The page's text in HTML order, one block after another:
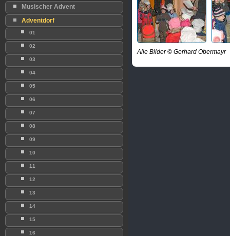
Musischer Advent
Adventdorf
01
02
03
04
05
06
07
08
09
10
11
12
13
14
15
16
Alle Bilder © Gerhard Obermayr